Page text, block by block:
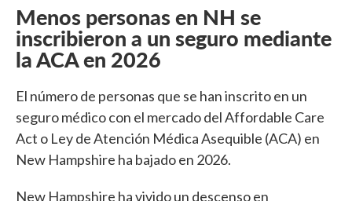
Menos personas en NH se
inscribieron a un seguro mediante
la ACA en 2026
El número de personas que se han inscrito en un
seguro médico con el mercado del Affordable Care
Act o Ley de Atención Médica Asequible (ACA) en
New Hampshire ha bajado en 2026.
New Hampshire ha vivido un descenso en